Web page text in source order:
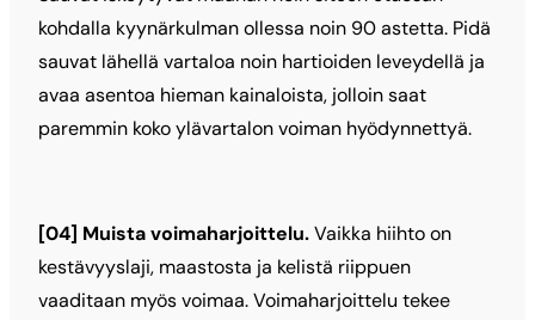
kohdalla kyynärkulman ollessa noin 90 astetta. Pidä
sauvat lähellä vartaloa noin hartioiden leveydellä ja
avaa asentoa hieman kainaloista, jolloin saat
paremmin koko ylävartalon voiman hyödynnettyä.
[04] Muista voimaharjoittelu.Vaikka hiihto on
kestävyyslaji, maastosta ja kelistä riippuen
vaaditaan myös voimaa. Voimaharjoittelu tekee